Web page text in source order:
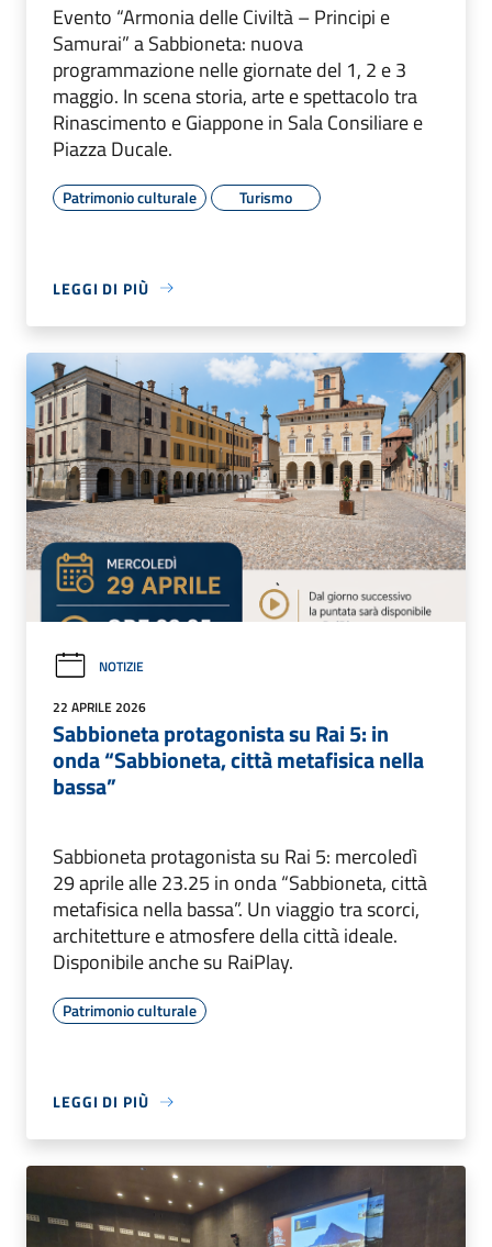
Evento “Armonia delle Civiltà – Principi e
Samurai” a Sabbioneta: nuova
programmazione nelle giornate del 1, 2 e 3
maggio. In scena storia, arte e spettacolo tra
Rinascimento e Giappone in Sala Consiliare e
Piazza Ducale.
Patrimonio culturale Turismo
LEGGI DI PIÙ
NOTIZIE
22 APRILE 2026
Sabbioneta protagonista su Rai 5: in
onda “Sabbioneta, città metafisica nella
bassa”
Sabbioneta protagonista su Rai 5: mercoledì
29 aprile alle 23.25 in onda “Sabbioneta, città
metafisica nella bassa”. Un viaggio tra scorci,
architetture e atmosfere della città ideale.
Disponibile anche su RaiPlay.
Patrimonio culturale
LEGGI DI PIÙ